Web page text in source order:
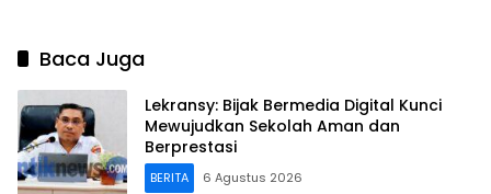
Baca Juga
Lekransy: Bijak Bermedia Digital Kunci
Mewujudkan Sekolah Aman dan
Berprestasi
BERITA 6 Agustus 2026